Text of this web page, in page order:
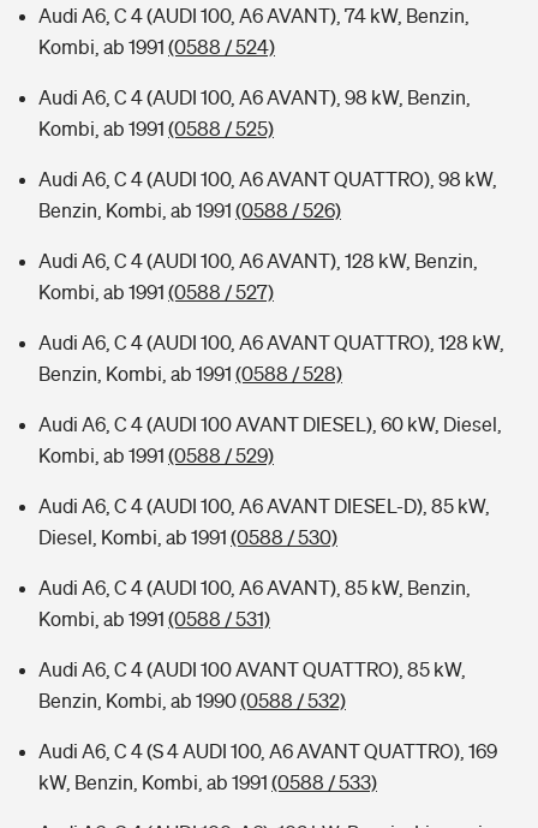
Audi A6, C 4 (AUDI 100, A6 AVANT), 74 kW, Benzin,
Kombi, ab 1991 (0588 / 524)
Audi A6, C 4 (AUDI 100, A6 AVANT), 98 kW, Benzin,
Kombi, ab 1991 (0588 / 525)
Audi A6, C 4 (AUDI 100, A6 AVANT QUATTRO), 98 kW,
Benzin, Kombi, ab 1991 (0588 / 526)
Audi A6, C 4 (AUDI 100, A6 AVANT), 128 kW, Benzin,
Kombi, ab 1991 (0588 / 527)
Audi A6, C 4 (AUDI 100, A6 AVANT QUATTRO), 128 kW,
Benzin, Kombi, ab 1991 (0588 / 528)
Audi A6, C 4 (AUDI 100 AVANT DIESEL), 60 kW, Diesel,
Kombi, ab 1991 (0588 / 529)
Audi A6, C 4 (AUDI 100, A6 AVANT DIESEL-D), 85 kW,
Diesel, Kombi, ab 1991 (0588 / 530)
Audi A6, C 4 (AUDI 100, A6 AVANT), 85 kW, Benzin,
Kombi, ab 1991 (0588 / 531)
Audi A6, C 4 (AUDI 100 AVANT QUATTRO), 85 kW,
Benzin, Kombi, ab 1990(0588 / 532)
Audi A6, C 4 (S 4 AUDI 100, A6 AVANT QUATTRO), 169
kW, Benzin, Kombi, ab 1991 (0588 / 533)